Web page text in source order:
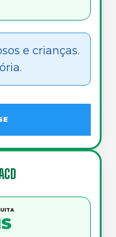
e crianças.